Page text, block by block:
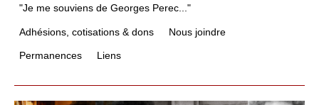
"Je me souviens de Georges Perec..."
Adhésions, cotisations & dons Nous joindre
Permanences Liens